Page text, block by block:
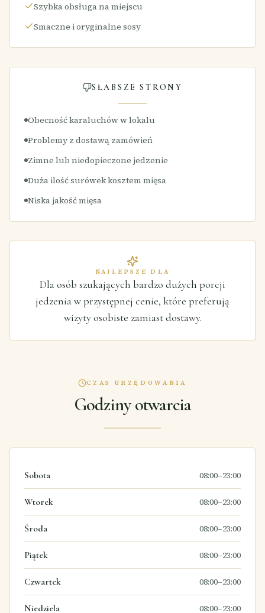
Szybka obsługa na miejscu
Smaczne i oryginalne sosy
SŁABSZE STRONY
Obecność karaluchów w lokalu
Problemy z dostawą zamówień
Zimne lub niedopieczone jedzenie
Duża ilość surówek kosztem mięsa
Niska jakość mięsa
NAJLEPSZE DLA
Dla osób szukających bardzo dużych porcji
jedzenia w przystępnej cenie, które preferują
wizyty osobiste zamiast dostawy.
CZAS URZĘDOWANIA
Godziny otwarcia
Sobota 08:00–23:00
Wtorek 08:00–23:00
Środa 08:00–23:00
Piątek 08:00–23:00
Czwartek 08:00–23:00
Niedziela 08:00–23:00